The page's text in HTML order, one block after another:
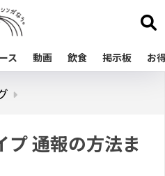
ス 動画 飲食 掲示板 お
プ 通報の方法ま